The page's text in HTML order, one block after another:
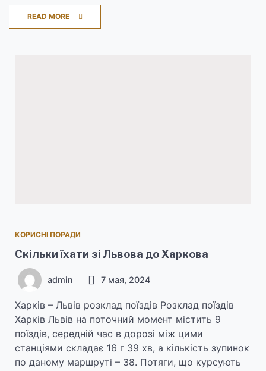
READ MORE
КОРИСНІ ПОРАДИ
Скільки їхати зі Львова до Харкова
admin 7 мая, 2024
Харків – Львів розклад поїздів Розклад поїздів
Харків Львів на поточний момент містить 9
поїздів, середній час в дорозі між цими
станціями складає 16 г 39 хв, а кількість зупинок
по даному маршруті – 38. Потяги, що курсують